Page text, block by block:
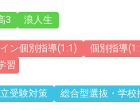
3 浪人生
ン個別指導(1:1) 個別指導
習
受験対策 総合型選抜・学校